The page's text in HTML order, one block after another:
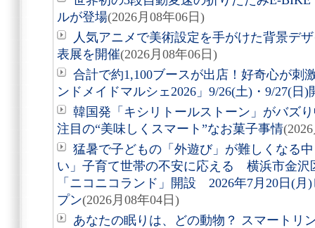
ルが登場(2026月08年06日)
人気アニメで美術設定を手がけた背景デ
表展を開催(2026月08年06日)
合計で約1,100ブースが出店！好奇心が
ンドメイドマルシェ2026」9/26(土)・9/27(日)
韓国発「キシリトールストーン」がバズ
注目の“美味しくスマート”なお菓子事情
猛暑で子どもの「外遊び」が難しくなる
い」子育て世帯の不安に応える 横浜市金沢
「ニコニコランド」開設 2026年7月20日(
プン(2026月08年04日)
あなたの眠りは、どの動物？ スマートリ